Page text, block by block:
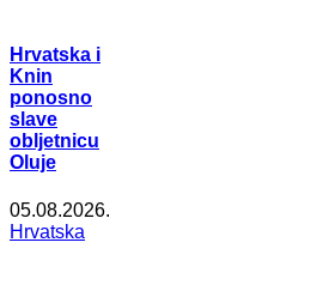
Hrvatska i
Knin
ponosno
slave
obljetnicu
Oluje
05.08.2026.
Hrvatska